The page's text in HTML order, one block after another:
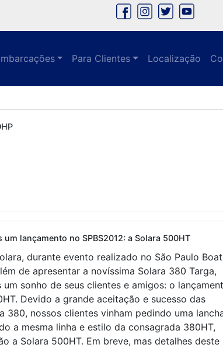
Para Clientes Localização
um lançamento no SPBS2012: a Solara 500HT
durante evento realizado no São Paulo Boat
de apresentar a novíssima Solara 380 Targa,
um sonho de seus clientes e amigos: o
Devido a grande aceitação e sucesso das
380, nossos clientes vinham pedindo uma
a mesma linha e estilo da consagrada 380HT,
a Solara 500HT. Em breve, mas detalhes deste